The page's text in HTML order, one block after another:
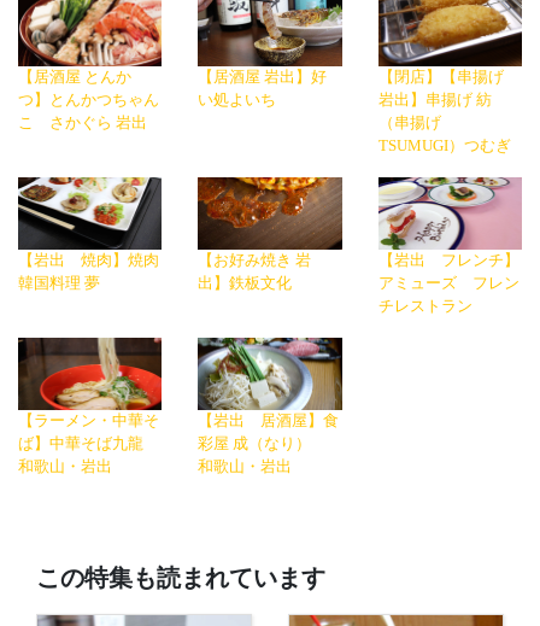
【居酒屋 とんか
つ】とんかつちゃん
こ さかぐら 岩出
【居酒屋 岩出】好
い処よいち
【閉店】【串揚げ
岩出】串揚げ 紡
（串揚げ
TSUMUGI）つむぎ
【岩出 焼肉】焼肉
韓国料理 夢
【お好み焼き 岩
出】鉄板文化
【岩出 フレンチ】
アミューズ フレン
チレストラン
【ラーメン・中華そ
ば】中華そば九龍
和歌山・岩出
【岩出 居酒屋】食
彩屋 成（なり）
和歌山・岩出
この特集も読まれています